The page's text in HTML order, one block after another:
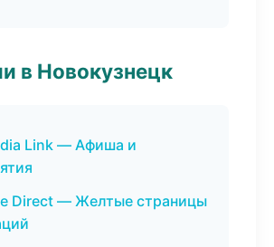
в Новокузнецк
Link — Афиша и
Direct — Желтые страницы